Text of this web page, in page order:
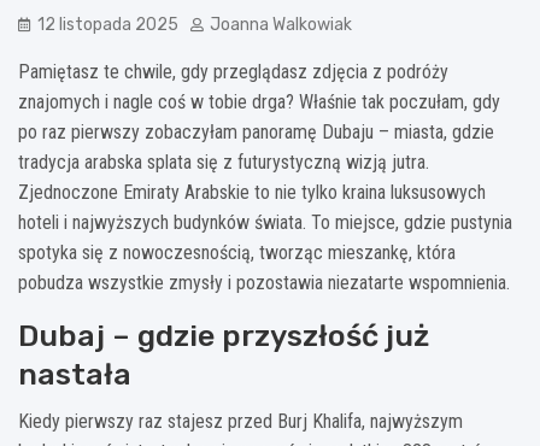
12 listopada 2025 Joanna Walkowiak
Pamiętasz te chwile, gdy przeglądasz zdjęcia z podróży
znajomych i nagle coś w tobie drga? Właśnie tak poczułam, gdy
po raz pierwszy zobaczyłam panoramę Dubaju – miasta, gdzie
tradycja arabska splata się z futurystyczną wizją jutra.
Zjednoczone Emiraty Arabskie to nie tylko kraina luksusowych
hoteli i najwyższych budynków świata. To miejsce, gdzie pustynia
spotyka się z nowoczesnością, tworząc mieszankę, która
pobudza wszystkie zmysły i pozostawia niezatarte wspomnienia.
Dubaj – gdzie przyszłość już
nastała
Kiedy pierwszy raz stajesz przed Burj Khalifa, najwyższym